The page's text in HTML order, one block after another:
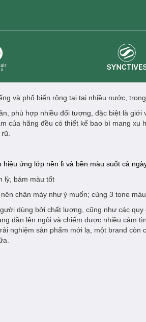
và phổ biến rộng tại tại nhiều nước, trong
phù hợp nhiều đối tượng, đặc biệt là
của hãng đều có thiết kế bao bì mang xu
ứng lớp nền lì và bền màu suốt cả
lỳ, bám màu tốt
chân mày như ý muốn; cùng 3 tone
dùng bởi chất lượng, cũng như các quy
dần lên ngôi và chiếm được nhiều cảm
nghiệm sản phẩm mới lạ, một brand còn